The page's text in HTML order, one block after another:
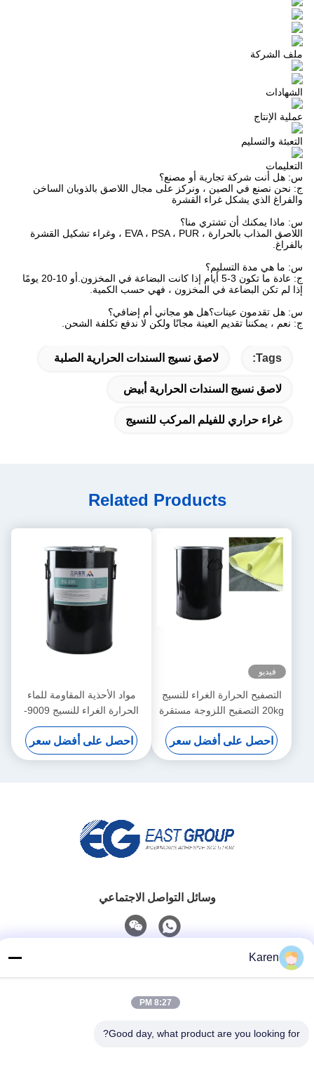
ملف الشركة
الشهادات
عملية الإنتاج
التعبئة والتسليم
التعليمات
س: هل أنت شركة تجارية أو مصنع؟
ج: نحن نصنع في الصين ، ونركز على مجال اللاصق بالذوبان الساخن
والفراغ الذي يشكل غراء القشرة
س: ماذا يمكنك أن تشتري منا؟
اللاصق المذاب بالحرارة ، EVA ، PSA ، PUR ، وغراء تشكيل القشرة
بالفراغ.
س: ما هي مدة التسليم؟
ج: عادة ما تكون 3-5 أيام إذا كانت البضاعة في المخزون.أو 10-20 يومًا
إذا لم تكن البضاعة في المخزون ، فهي حسب الكمية.
س: هل تقدمون عينات؟هل هو مجاني أم إضافي؟
ج: نعم ، يمكننا تقديم العينة مجانًا ولكن لا ندفع تكلفة الشحن.
Tags: لاصق نسيج السندات الحرارية الصلبة
لاصق نسيج السندات الحرارية أبيض
غراء حراري للفيلم المركب للنسيج
Related Products
فيديو
التصفيح الحرارة الغراء للنسيج
20kg التصفيح اللزوجة مستقرة
احصل على أفضل سعر
مواد الأحذية المقاومة للماء
الحرارة الغراء للنسيج 9009-
54-5 الصلبة الأبيض
احصل على أفضل سعر
وسائل التواصل الاجتماعي
+86-18912490312
بريد إلكتروني
Karen
8:27 PM
Good day, what product are you looking for?